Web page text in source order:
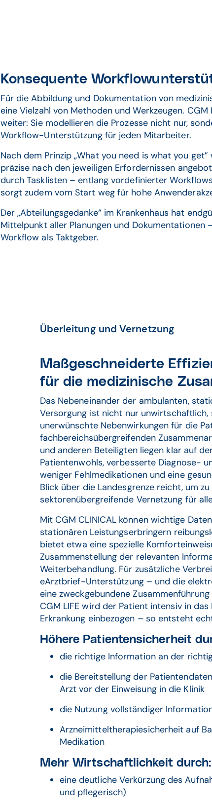
Konsequente
Für die Abbildung und Dokumentation von
eine Vielzahl von Methoden und Werkzeugen.
weiter: Sie modellieren die Prozesse nicht nur,
Workflow-Unterstützung für jeden Mitarbeiter.
Nach dem Prinzip „What you need is what you
präzise nach den jeweiligen Erfordernissen
durch Tasklisten – entlang vordefinierter
sorgt zudem vom Start weg für hohe
Der „Abteilungsgedanke“ im Krankenhaus hat
Mittelpunkt aller Planungen und
Workflow als Taktgeber.
Überleitung und Vernetzung
Maßgeschneiderte
für die medizinische
Das Nebeneinander der ambulanten,
Versorgung ist nicht nur unwirtschaftlich,
unerwünschte Nebenwirkungen für die
fachbereichsübergreifenden
und anderen Beteiligten liegen klar auf
Patientenwohls, verbesserte Diagnose-
weniger Fehlmedikationen und eine
Blick über die Landesgrenze reicht, um
sektorenübergreifende Vernetzung für
Mit CGM CLINICAL können wichtige
stationären Leistungserbringern
bietet etwa eine spezielle
Zusammenstellung der relevanten
Weiterbehandlung. Für zusätzliche
eArztbrief-Unterstützung – und die
eine zweckgebundene
CGM LIFE wird der Patient intensiv in
Erkrankung einbezogen – so entsteht
Höhere Patientensicherheit
die richtige Information an der
die Bereitstellung der
Arzt vor der Einweisung in die Klinik
die Nutzung vollständiger
Arzneimitteltherapiesicherheit auf
Medikation
Mehr Wirtschaftlichkeit durch:
eine deutliche Verkürzung des
und pflegerisch)